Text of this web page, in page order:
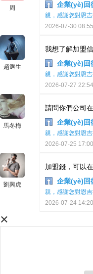
周
企業(yè)回
親，感謝您對恩
2026-07-30
趙選生
我想了解加盟
企業(yè)回
親，感謝您對恩
2026-07-27
馬冬梅
請問你們公司
企業(yè)回
親，感謝您對恩
2026-07-25
劉興虎
加盟錢，可以
企業(yè)回
親，感謝您對恩
2026-07-24
×